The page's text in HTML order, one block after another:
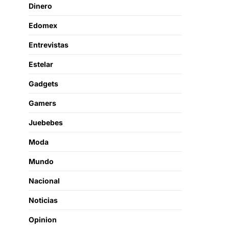
Dinero
Edomex
Entrevistas
Estelar
Gadgets
Gamers
Juebebes
Moda
Mundo
Nacional
Noticias
Opinion